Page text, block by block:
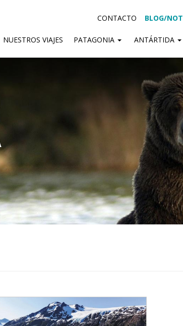
CONTACTO BLOG/
NUESTROS VIAJES PATAGONIA ANTÁRTIDA